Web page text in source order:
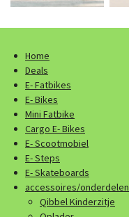
Home
Deals
E- Fatbikes
E- Bikes
Mini Fatbike
Cargo E- Bikes
E- Scootmobiel
E- Steps
E- Skateboards
accessoires/onderdelen
Qibbel Kinderzitje